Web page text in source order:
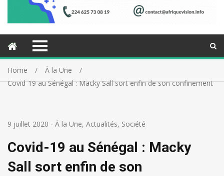
Home
À la Une
Covid-19 au Sénégal : Macky Sall sort enfin de son confinement
9 juillet 2020 - À la Une, Actualités, Société
Covid-19 au Sénégal : Macky
Sall sort enfin de son